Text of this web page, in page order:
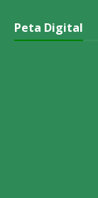
Peta Digital